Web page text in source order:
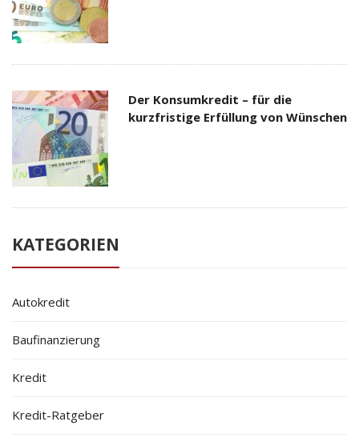
Der Konsumkredit – für die
kurzfristige Erfüllung von Wünschen
KATEGORIEN
Autokredit
Baufinanzierung
Kredit
Kredit-Ratgeber